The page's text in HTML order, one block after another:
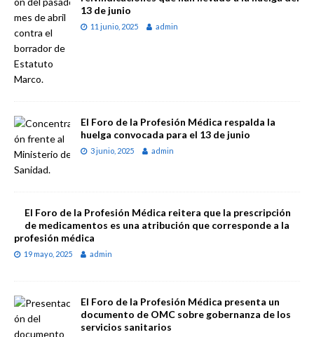
13 de junio
11 junio, 2025 admin
El Foro de la Profesión Médica respalda la
huelga convocada para el 13 de junio
3 junio, 2025 admin
El Foro de la Profesión Médica reitera que la prescripción
de medicamentos es una atribución que corresponde a la
profesión médica
19 mayo, 2025 admin
El Foro de la Profesión Médica presenta un
documento de OMC sobre gobernanza de los
servicios sanitarios